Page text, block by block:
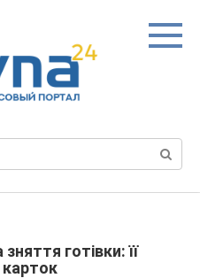
готівки: її
карток